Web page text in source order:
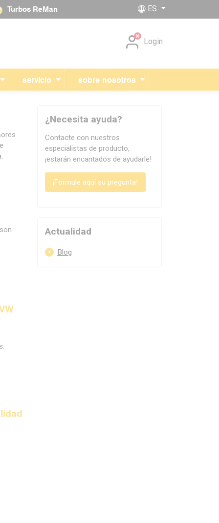
Skip navigation
Login
servicio sobre nosotros
Turbos ReMan ES
¿Necesita ayuda?
Contacte con nuestros
especialistas de producto,
¡estarán encantados de ayudarle!
¡Formule aquí su pregunta!
Actualidad
Skip navigation
Blog